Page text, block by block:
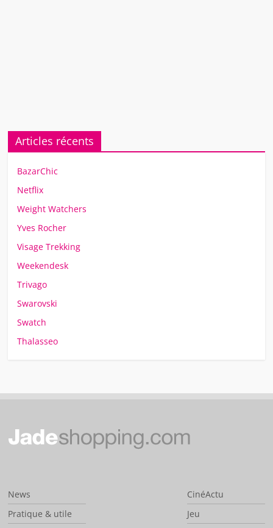
Articles récents
BazarChic
Netflix
Weight Watchers
Yves Rocher
Visage Trekking
Weekendesk
Trivago
Swarovski
Swatch
Thalasseo
News
Pratique & utile
CinéActu
Jeu